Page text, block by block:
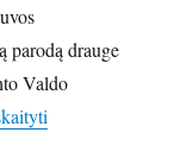
parodą drauge
Valdo